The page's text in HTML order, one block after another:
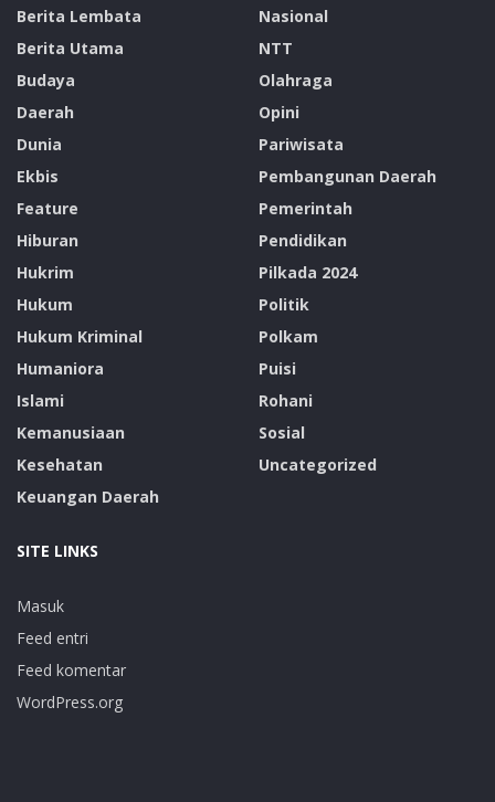
Berita Lembata
Berita Utama
Budaya
Daerah
Dunia
Ekbis
Feature
Hiburan
Hukrim
Hukum
Hukum Kriminal
Humaniora
Islami
Kemanusiaan
Kesehatan
Keuangan Daerah
Nasional
NTT
Olahraga
Opini
Pariwisata
Pembangunan Daerah
Pemerintah
Pendidikan
Pilkada 2024
Politik
Polkam
Puisi
Rohani
Sosial
Uncategorized
SITE LINKS
Masuk
Feed entri
Feed komentar
WordPress.org